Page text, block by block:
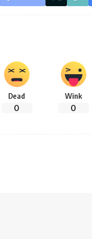
Dead
0
Wink
0